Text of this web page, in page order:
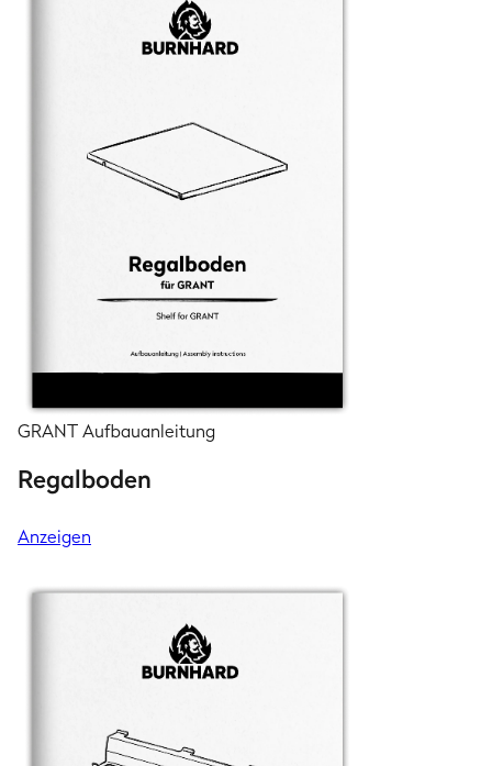
GRANT Aufbauanleitung
Regalboden
Anzeigen